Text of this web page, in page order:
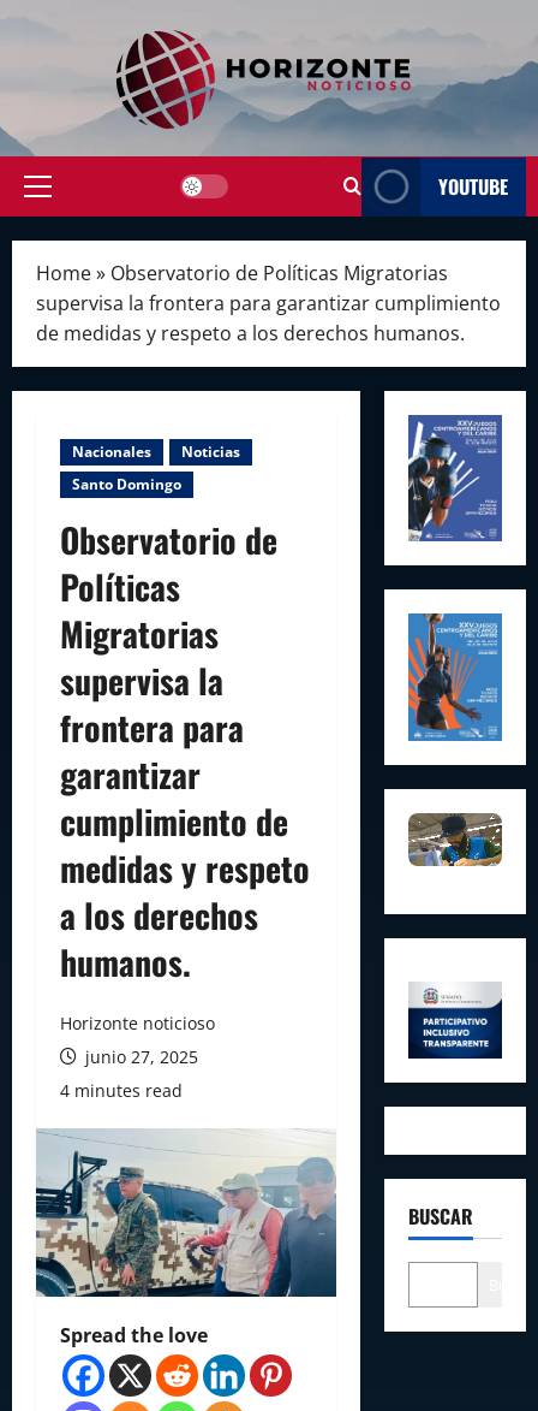
Primary
YOUTUBE
Home» Observatorio de Políticas Migratorias
supervisa la frontera para garantizar cumplimiento
de medidas y respeto a los derechos humanos.
Nacionales
Noticias
Santo Domingo
Observatorio de
Políticas
Migratorias
supervisa la
frontera para
garantizar
cumplimiento de
medidas y respeto
a los derechos
humanos.
Horizonte noticioso
junio 27, 2025
4 minutes read
Spread the love
BUSCAR